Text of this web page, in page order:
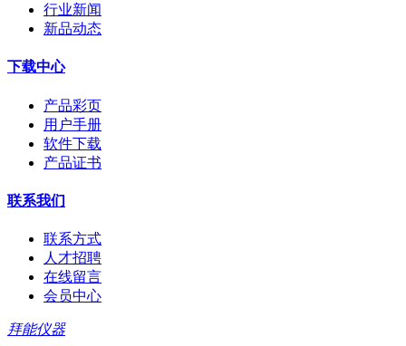
行业新闻
新品动态
下载中心
产品彩页
用户手册
软件下载
产品证书
联系我们
联系方式
人才招聘
在线留言
会员中心
拜能仪器